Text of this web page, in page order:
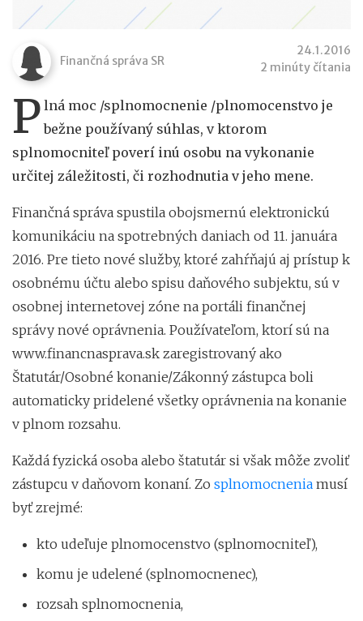
Finančná správa SR
24.1.2016
2 minúty čítania
P lná moc /splnomocnenie /plnomocenstvo je
bežne používaný súhlas, v ktorom
splnomocniteľ poverí inú osobu na vykonanie
určitej záležitosti, či rozhodnutia v jeho mene.
Finančná správa spustila obojsmernú elektronickú
komunikáciu na spotrebných daniach od 11. januára
2016. Pre tieto nové služby, ktoré zahŕňajú aj prístup k
osobnému účtu alebo spisu daňového subjektu, sú v
osobnej internetovej zóne na portáli finančnej
správy nové oprávnenia. Používateľom, ktorí sú na
www.financnasprava.sk zaregistrovaný ako
Štatutár/Osobné konanie/Zákonný zástupca boli
automaticky pridelené všetky oprávnenia na konanie
v plnom rozsahu.
Každá fyzická osoba alebo štatutár si však môže zvoliť
zástupcu v daňovom konaní. Zo splnomocnenia musí
byť zrejmé:
kto udeľuje plnomocenstvo (splnomocniteľ),
komu je udelené (splnomocnenec),
rozsah splnomocnenia,